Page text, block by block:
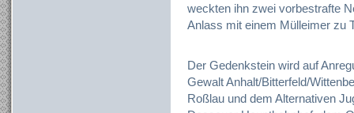
weckten ihn zwei vorbestrafte
Anlass mit einem Mülleimer zu
Der Gedenkstein wird auf
Gewalt Anhalt/Bitterfeld/
Roßlau und dem Alternativen